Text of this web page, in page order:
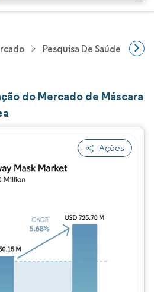
Pesquisa De Saúde
do Mercado de Máscara
Ações